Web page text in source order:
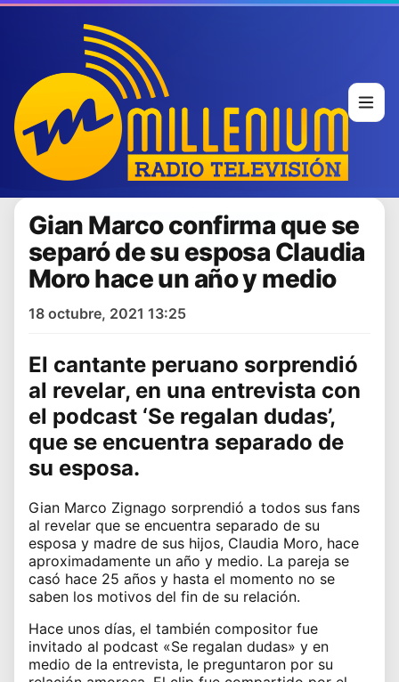
Gian Marco confirma que se
separó de su esposa Claudia
Moro hace un año y medio
18 octubre, 2021 13:25
El cantante peruano sorprendió
al revelar, en una entrevista con
el podcast ‘Se regalan dudas’,
que se encuentra separado de
su esposa.
Gian Marco Zignago sorprendió a todos sus fans
al revelar que se encuentra separado de su
esposa y madre de sus hijos, Claudia Moro, hace
aproximadamente un año y medio. La pareja se
casó hace 25 años y hasta el momento no se
saben los motivos del fin de su relación.
Hace unos días, el también compositor fue
invitado al podcast «Se regalan dudas» y en
medio de la entrevista, le preguntaron por su